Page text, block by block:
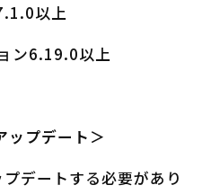
以上
ン6.19.0以上
ップデート＞
デートする必要があり